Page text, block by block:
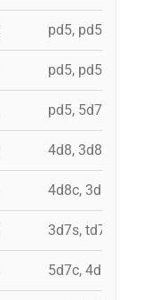
pd5, pd5, 3d7,
pd5, pd5, pd5,
pd5, 5d7, td7,
4d8, 3d8, td8fc
4d8c, 3d8c,
3d7s, td7, 4d8
5d7c, 4d8, i